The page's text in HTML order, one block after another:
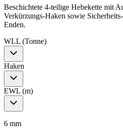
Beschichtete 4-teilige Hebekette mit
Verkürzungs-Haken sowie
Enden.
WLL (Tonne)
Haken
EWL (m)
6 mm